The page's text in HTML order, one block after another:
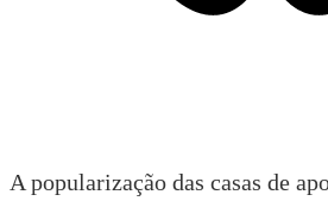
A popularização das casas de